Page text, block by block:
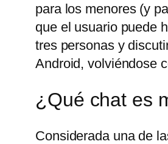
para los menores (y
que el usuario puede
tres personas y
Android, volviéndose
¿Qué chat es
Considerada una de